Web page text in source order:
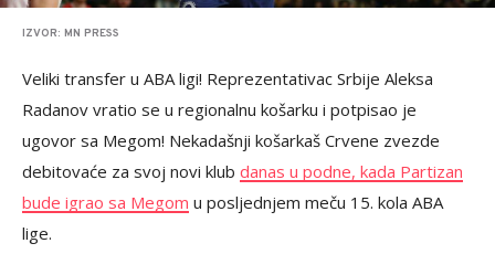
IZVOR: MN PRESS
Veliki transfer u ABA ligi! Reprezentativac Srbije Aleksa
Radanov vratio se u regionalnu košarku i potpisao je
ugovor sa Megom! Nekadašnji košarkaš Crvene zvezde
debitovaće za svoj novi klub danas u podne, kada Partizan
bude igrao sa Megom u posljednjem meču 15. kola ABA
lige.